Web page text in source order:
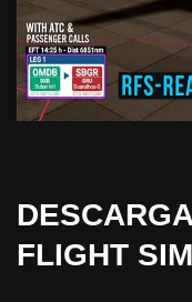
FLIGHT